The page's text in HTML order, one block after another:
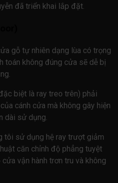
đã triển khai lắp đặt.
gỗ tự nhiên dạng lùa có trọng
toán không đúng cửa sẽ dễ bị
biệt là ray treo trên) phải
cánh cửa mà không gây hiện
dài sử dụng.
tôi sử dụng hệ ray trượt giảm
căn chỉnh độ phẳng tuyệt
vận hành trơn tru và không